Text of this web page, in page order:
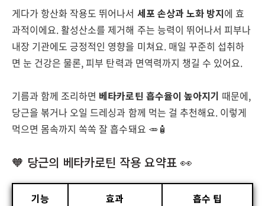
게다가 항산화 작용도 뛰어나서 세포 손상과 노화 방지에 효
과적이에요. 활성산소를 제거해 주는 능력이 뛰어나서 피부나
내장 기관에도 긍정적인 영향을 미쳐요. 매일 꾸준히 섭취하
면 눈 건강은 물론, 피부 탄력과 면역력까지 챙길 수 있어요.
기름과 함께 조리하면 베타카로틴 흡수율이 높아지기 때문에,
당근을 볶거나 오일 드레싱과 함께 먹는 걸 추천해요. 이렇게
먹으면 몸속까지 쏙쏙 잘 흡수돼요 🥕🧴
🧡 당근의 베타카로틴 작용 요약표 👀
기능 효과 흡수 팁